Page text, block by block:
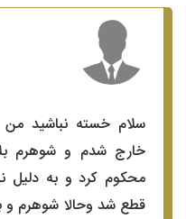
خارج شدم و شوهرم
محکوم کرد و به دلیل
قطع شد وحالا شوهرم و